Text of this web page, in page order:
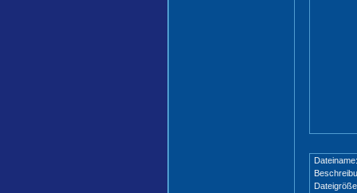
Dateiname: